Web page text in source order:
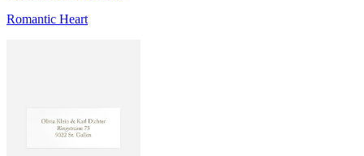
Romantic Heart